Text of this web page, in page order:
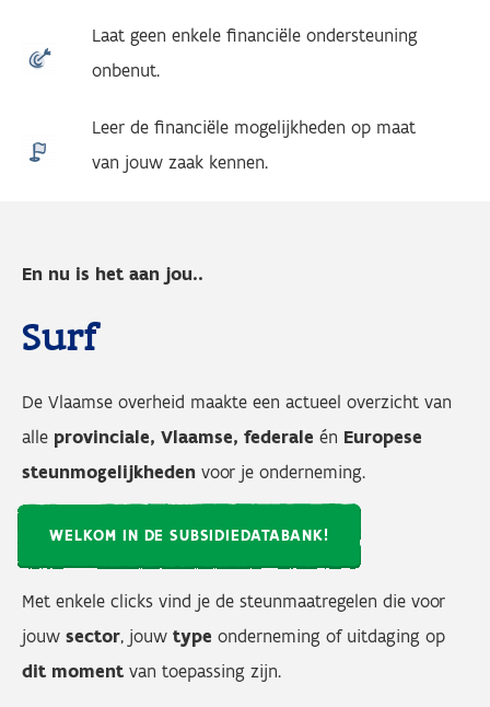
Laat geen enkele financiële ondersteuning
onbenut.
Leer de financiële mogelijkheden op maat
van jouw zaak kennen.
En nu is het aan jou..
Surf
De Vlaamse overheid maakte een actueel overzicht van
alle provinciale, Vlaamse, federale én Europese
steunmogelijkheden voor je onderneming.
WELKOM IN DE SUBSIDIEDATABANK!
Met enkele clicks vind je de steunmaatregelen die voor
jouw sector, jouw type onderneming of uitdaging op
dit moment van toepassing zijn.